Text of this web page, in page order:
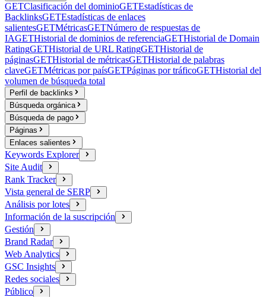
GETClasificación del dominioGETEstadísticas de
BacklinksGETEstadísticas de enlaces
salientesGETMétricasGETNúmero de respuestas de
IAGETHistorial de dominios de referenciaGETHistorial de Domain
RatingGETHistorial de URL RatingGETHistorial de
páginasGETHistorial de métricasGETHistorial de palabras
claveGETMétricas por paísGETPáginas por tráficoGETHistorial del
volumen de búsqueda total
Perfil de backlinks
Búsqueda orgánica
Búsqueda de pago
Páginas
Enlaces salientes
Keywords Explorer
Site Audit
Rank Tracker
Vista general de SERP
Análisis por lotes
Información de la suscripción
Gestión
Brand Radar
Web Analytics
GSC Insights
Redes sociales
Público